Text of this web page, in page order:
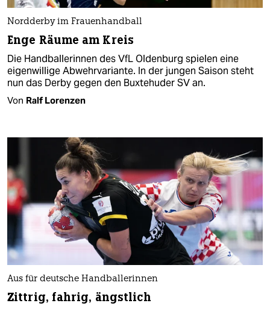
Nordderby im Frauenhandball
Enge Räume am Kreis
Die Handballerinnen des VfL Oldenburg spielen eine
eigenwillige Abwehrvariante. In der jungen Saison steht
nun das Derby gegen den Buxtehuder SV an.
Von Ralf Lorenzen
Aus für deutsche Handballerinnen
Zittrig, fahrig, ängstlich